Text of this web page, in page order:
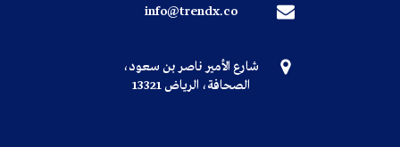
info@trendx.co
شارع الأمير ناصر بن سعود،
الصحافة، الرياض 13321